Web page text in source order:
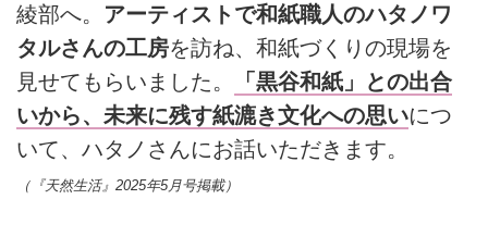
綾部へ。 アーティストで和紙職人のハタノワ
タルさんの工房を訪ね、和紙づくりの現場を
見せてもらいました。
「黒谷和紙」との出合
いから、未来に残す紙漉き文化への思いにつ
いて、ハタノさんにお話いただきます。
（『天然生活』2025年5月号掲載）